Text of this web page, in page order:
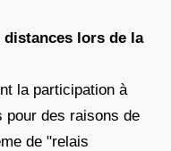
lors de la
la participation à
pour des raisons de
de "relais